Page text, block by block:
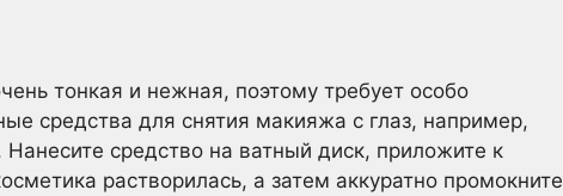
тонкая и нежная, поэтому требует особо
средства для снятия макияжа с глаз, например,
средство на ватный диск, приложите к
растворилась, а затем аккуратно промокните